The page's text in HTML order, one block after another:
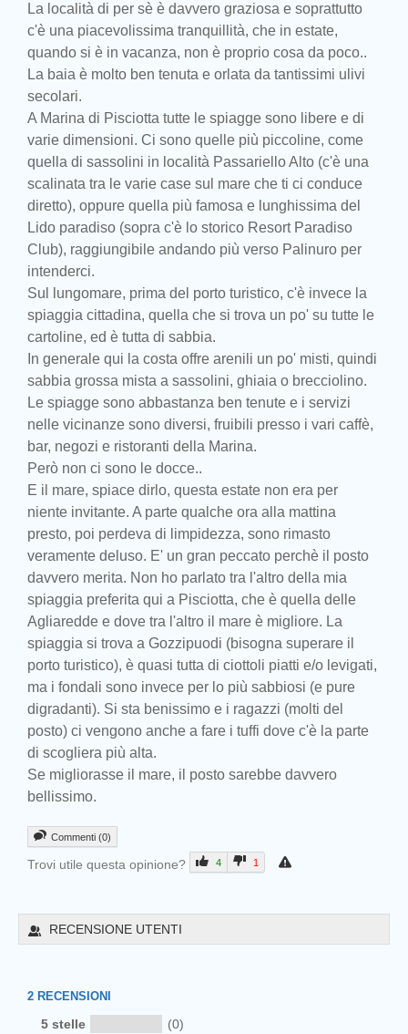
La località di per sè è davvero graziosa e soprattutto
c'è una piacevolissima tranquillità, che in estate,
quando si è in vacanza, non è proprio cosa da poco..
La baia è molto ben tenuta e orlata da tantissimi ulivi
secolari.
A Marina di Pisciotta tutte le spiagge sono libere e di
varie dimensioni. Ci sono quelle più piccoline, come
quella di sassolini in località Passariello Alto (c'è una
scalinata tra le varie case sul mare che ti ci conduce
diretto), oppure quella più famosa e lunghissima del
Lido paradiso (sopra c'è lo storico Resort Paradiso
Club), raggiungibile andando più verso Palinuro per
intenderci.
Sul lungomare, prima del porto turistico, c'è invece la
spiaggia cittadina, quella che si trova un po' su tutte le
cartoline, ed è tutta di sabbia.
In generale qui la costa offre arenili un po' misti, quindi
sabbia grossa mista a sassolini, ghiaia o brecciolino.
Le spiagge sono abbastanza ben tenute e i servizi
nelle vicinanze sono diversi, fruibili presso i vari caffè,
bar, negozi e ristoranti della Marina.
Però non ci sono le docce..
E il mare, spiace dirlo, questa estate non era per
niente invitante. A parte qualche ora alla mattina
presto, poi perdeva di limpidezza, sono rimasto
veramente deluso. E' un gran peccato perchè il posto
davvero merita. Non ho parlato tra l'altro della mia
spiaggia preferita qui a Pisciotta, che è quella delle
Agliaredde e dove tra l'altro il mare è migliore. La
spiaggia si trova a Gozzipuodi (bisogna superare il
porto turistico), è quasi tutta di ciottoli piatti e/o levigati,
ma i fondali sono invece per lo più sabbiosi (e pure
digradanti). Si sta benissimo e i ragazzi (molti del
posto) ci vengono anche a fare i tuffi dove c'è la parte
di scogliera più alta.
Se migliorasse il mare, il posto sarebbe davvero
bellissimo.
Commenti (0)
Trovi utile questa opinione? 4 1
RECENSIONE UTENTI
2 RECENSIONI
5 stelle (0)